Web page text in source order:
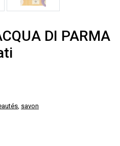
DI PARMA
, savon